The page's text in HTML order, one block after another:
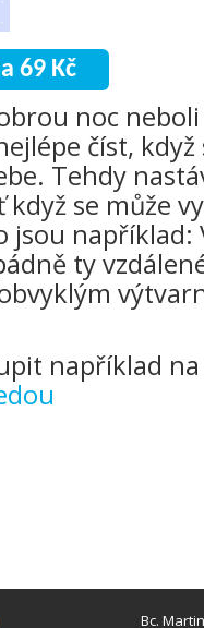
69 Kč
noc
číst,
Tehdy
když se může
jsou například:
ty
například
Bc.